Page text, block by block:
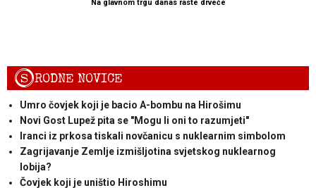
Na glavnom trgu danas raste drveće
SRODNE NOVICE
Umro čovjek koji je bacio A-bombu na Hirošimu
Novi Gost Lupež pita se "Mogu li oni to razumjeti"
Iranci iz prkosa tiskali novčanicu s nuklearnim simbolom
Zagrijavanje Zemlje izmišljotina svjetskog nuklearnog
lobija?
Čovjek koji je uništio Hiroshimu